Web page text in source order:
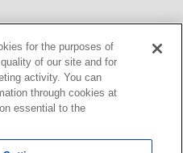
WEBサイト・システム向け地
キット MapFan DB 住所確認
広告 Geo-Research
for the purposes of
of our site and for
activity. You can
through cookies at
essential to the